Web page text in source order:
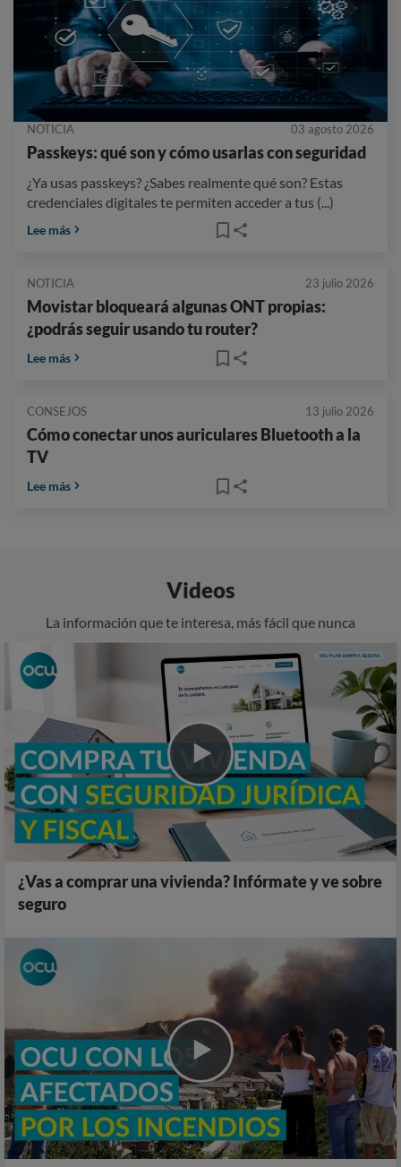
NOTICIA 03 agosto 2026
Passkeys: qué son y cómo usarlas con seguridad
¿Ya usas passkeys? ¿Sabes realmente qué son? Estas
credenciales digitales te permiten acceder a tus (...)
Lee más
NOTICIA 23 julio 2026
Movistar bloqueará algunas ONT propias:
¿podrás seguir usando tu router?
Lee más
CONSEJOS 13 julio 2026
Cómo conectar unos auriculares Bluetooth a la
TV
Lee más
Videos
La información que te interesa, más fácil que nunca
¿Vas a comprar una vivienda? Infórmate y ve sobre
seguro